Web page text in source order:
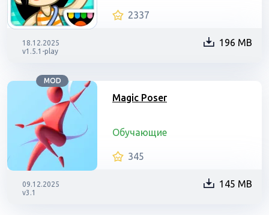
2337
18.12.2025
v1.5.1-play
196 MB
MOD
Magic Poser
Обучающие
345
09.12.2025
v3.1
145 MB